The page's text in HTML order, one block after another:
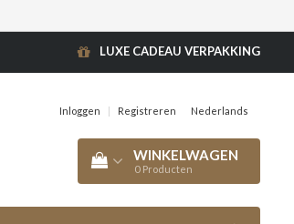
LUXE CADEAU VERPAKKING
Inloggen | Registreren Nederlands
WINKELWAGEN
0 Producten